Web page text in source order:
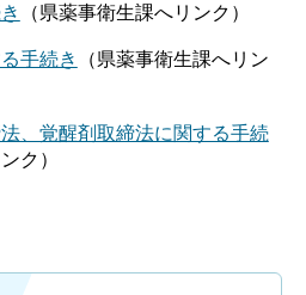
（県薬事衛生課へリンク）
手続き
（県薬事衛生課へリン
、覚醒剤取締法に関する手続
ク）